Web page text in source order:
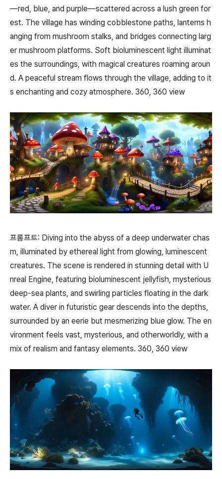
—red, blue, and purple—scattered across a lush green for
est. The village has winding cobblestone paths, lanterns h
anging from mushroom stalks, and bridges connecting larg
er mushroom platforms. Soft bioluminescent light illuminat
es the surroundings, with magical creatures roaming aroun
d. A peaceful stream flows through the village, adding to it
s enchanting and cozy atmosphere. 360, 360 view
프롬프트: Diving into the abyss of a deep underwater chas
m, illuminated by ethereal light from glowing, luminescent
creatures. The scene is rendered in stunning detail with U
nreal Engine, featuring bioluminescent jellyfish, mysterious
deep-sea plants, and swirling particles floating in the dark
water. A diver in futuristic gear descends into the depths,
surrounded by an eerie but mesmerizing blue glow. The en
vironment feels vast, mysterious, and otherworldly, with a
mix of realism and fantasy elements. 360, 360 view